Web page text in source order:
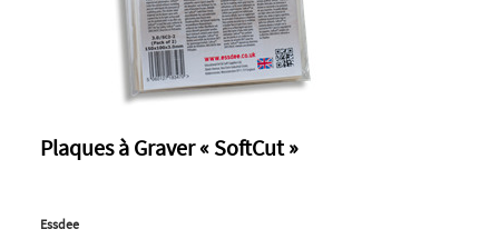
Plaques à Graver « SoftCut »
Essdee